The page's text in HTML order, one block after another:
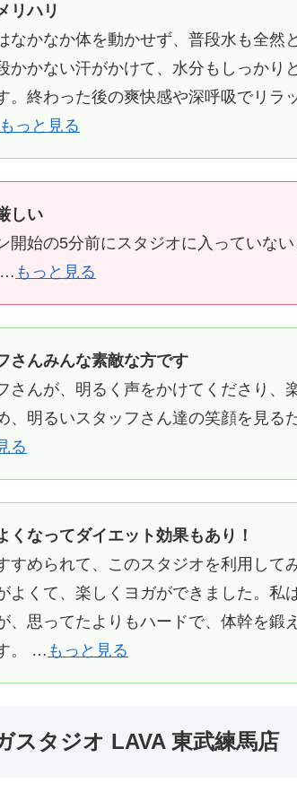
リハリ
なかなか体を動かせず、普段水も全然
かかない汗がかけて、水分もしっかり
。終わった後の爽快感や深呼吸でリラ
もっと見る
しい
開始の5分前にスタジオに入っていな
… もっと見る
さんみんな素敵な方です
さんが、明るく声をかけてくださり、
、明るいスタッフさん達の笑顔を見
る
くなってダイエット効果もあり！
すめられて、このスタジオを利用して
よくて、楽しくヨガができました。私
、思ってたよりもハードで、体幹を鍛
。 … もっと見る
スタジオ LAVA 東武練馬店